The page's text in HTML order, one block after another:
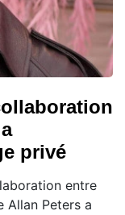
privé
entre
Allan Peters a